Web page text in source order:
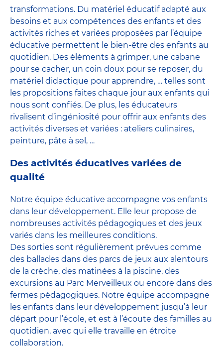
transformations. Du matériel éducatif adapté aux
besoins et aux compétences des enfants et des
activités riches et variées proposées par l’équipe
éducative permettent le bien-être des enfants au
quotidien. Des éléments à grimper, une cabane
pour se cacher, un coin doux pour se reposer, du
matériel didactique pour apprendre, … telles sont
les propositions faites chaque jour aux enfants qui
nous sont confiés. De plus, les éducateurs
rivalisent d’ingéniosité pour offrir aux enfants des
activités diverses et variées : ateliers culinaires,
peinture, pâte à sel, …
Des activités éducatives variées de
qualité
Notre équipe éducative accompagne vos enfants
dans leur développement. Elle leur propose de
nombreuses activités pédagogiques et des jeux
variés dans les meilleures conditions.
Des sorties sont régulièrement prévues comme
des ballades dans des parcs de jeux aux alentours
de la crèche, des matinées à la piscine, des
excursions au Parc Merveilleux ou encore dans des
fermes pédagogiques. Notre équipe accompagne
les enfants dans leur développement jusqu’à leur
départ pour l’école, et est à l’écoute des familles au
quotidien, avec qui elle travaille en étroite
collaboration.